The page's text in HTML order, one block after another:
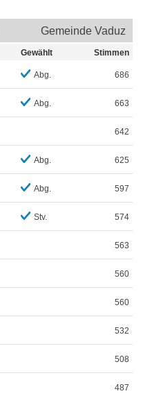
Gemeinde Vaduz
Gewählt Stimmen
Abg. 686
Abg. 663
642
Abg. 625
Abg. 597
Stv. 574
563
560
560
532
508
487